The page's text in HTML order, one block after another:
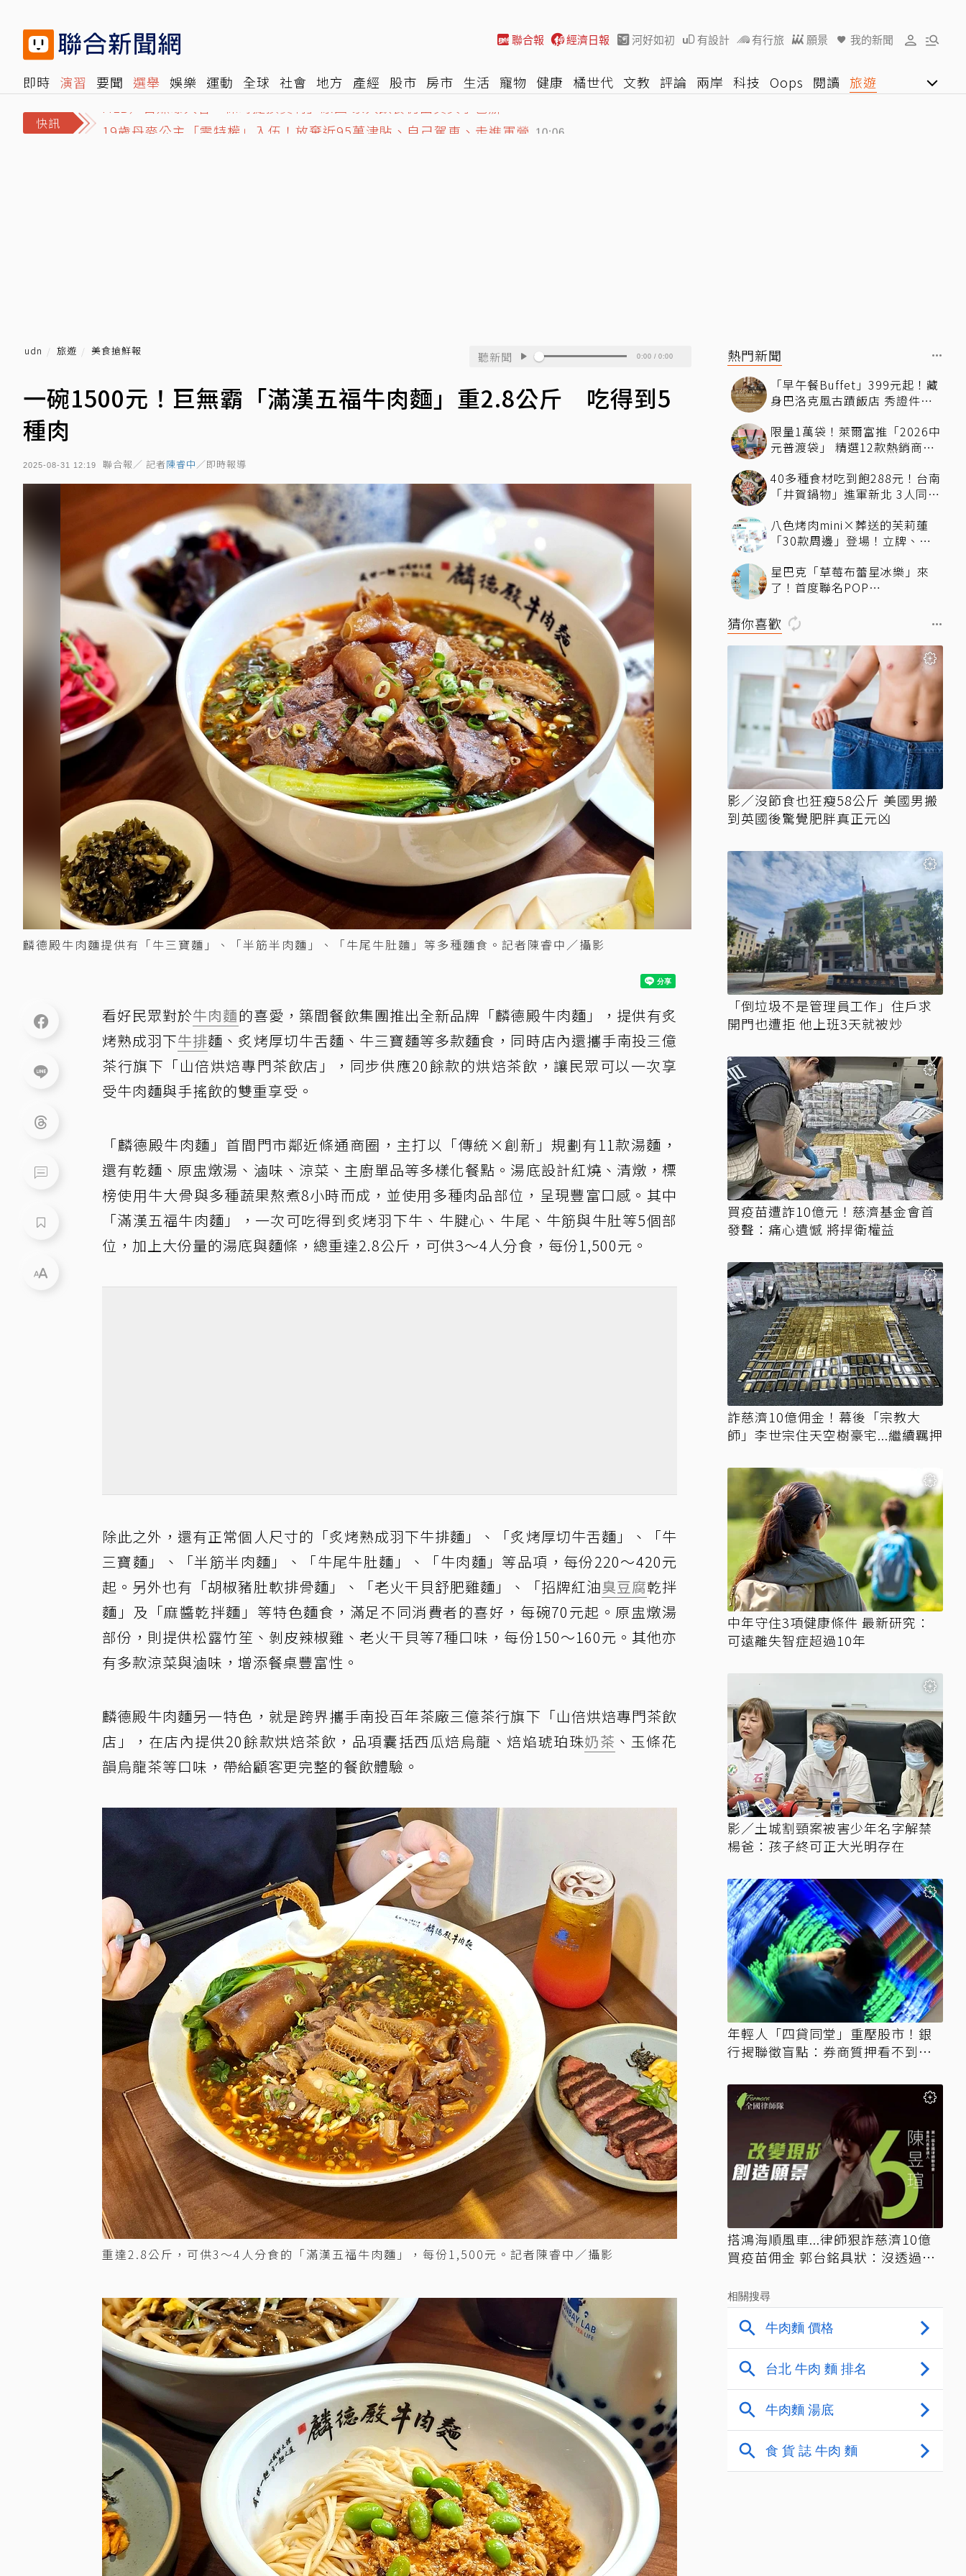
聯合報 經濟日報 河好如初 有設計 有行旅 願景 我的新聞
即時 演習 要聞 選舉 娛樂 運動 全球 社會 地方 產經 股市 房市 生活 寵物 健康 橘世代 文教 評論 兩岸 科技 Oops 閱讀 旅遊
快訊
MLB／日媒曝大谷「保時捷換賓利」原因 家人飲食仍由真美子包辦
19歲丹麥公主「零特權」入伍！放棄近95萬津貼、自己駕車、走進軍營
udn 旅遊 美食搶鮮報 聽新聞 0:00 / 0:00
一碗1500元！巨無霸「滿漢五福牛肉麵」重2.8公斤 吃得到5
種肉
2025-08-31 12:19 聯合報／ 記者陳睿中／即時報導
麟德殿牛肉麵提供有「牛三寶麵」、「半筋半肉麵」、「牛尾牛肚麵」等多種麵食。記者陳睿中／攝影
看好民眾對於牛肉麵的喜愛，築間餐飲集團推出全新品牌「麟德殿牛肉麵」，提供有炙
烤熟成羽下牛排麵、炙烤厚切牛舌麵、牛三寶麵等多款麵食，同時店內還攜手南投三億
茶行旗下「山倍烘焙專門茶飲店」，同步供應20餘款的烘焙茶飲，讓民眾可以一次享
受牛肉麵與手搖飲的雙重享受。
「麟德殿牛肉麵」首間門市鄰近條通商圈，主打以「傳統×創新」規劃有11款湯麵，
還有乾麵、原盅燉湯、滷味、涼菜、主廚單品等多樣化餐點。湯底設計紅燒、清燉，標
榜使用牛大骨與多種蔬果熬煮8小時而成，並使用多種肉品部位，呈現豐富口感。其中
「滿漢五福牛肉麵」，一次可吃得到炙烤羽下牛、牛腱心、牛尾、牛筋與牛肚等5個部
位，加上大份量的湯底與麵條，總重達2.8公斤，可供3～4人分食，每份1,500元。
除此之外，還有正常個人尺寸的「炙烤熟成羽下牛排麵」、「炙烤厚切牛舌麵」、「牛
三寶麵」、「半筋半肉麵」、「牛尾牛肚麵」、「牛肉麵」等品項，每份220～420元
起。另外也有「胡椒豬肚軟排骨麵」、「老火干貝舒肥雞麵」、「招牌紅油臭豆腐乾拌
麵」及「麻醬乾拌麵」等特色麵食，滿足不同消費者的喜好，每碗70元起。原盅燉湯
部份，則提供松露竹笙、剝皮辣椒雞、老火干貝等7種口味，每份150～160元。其他亦
有多款涼菜與滷味，增添餐桌豐富性。
麟德殿牛肉麵另一特色，就是跨界攜手南投百年茶廠三億茶行旗下「山倍烘焙專門茶飲
店」，在店內提供20餘款烘焙茶飲，品項囊括西瓜焙烏龍、焙焰琥珀珠奶茶 、玉條花
韻烏龍茶等口味，帶給顧客更完整的餐飲體驗。
重達2.8公斤，可供3～4人分食的「滿漢五福牛肉麵」，每份1,500元。記者陳睿中／攝影
熱門新聞
「早午餐Buffet」399元起！藏
身巴洛克風古蹟飯店 秀證件再
限量1萬袋！萊爾富推「2026中
元普渡袋」 精選12款熱銷商品
40多種食材吃到飽288元！台南
「井賀鍋物」進軍新北 3人同行
八色烤肉mini×葬送的芙莉蓮
「30款周邊」登場！立牌、鑰
星巴克「草莓布蕾星冰樂」來
了！首度聯名POP
「MOLLYｘBearista小熊杯」
必收藏
猜你喜歡
影／沒節食也狂瘦58公斤 美國男搬
到英國後驚覺肥胖真正元凶
「倒垃圾不是管理員工作」住戶求
開門也遭拒 他上班3天就被炒
買疫苗遭詐10億元！慈濟基金會首
發聲：痛心遺憾 將捍衛權益
詐慈濟10億佣金！幕後「宗教大
師」李世宗住天空樹豪宅...繼續羈押
中年守住3項健康條件 最新研究：
可遠離失智症超過10年
影／土城割頸案被害少年名字解禁
楊爸：孩子終可正大光明存在
年輕人「四貸同堂」重壓股市！銀
行揭聯徵盲點：券商質押看不到、
搭鴻海順風車...律師狠詐慈濟10億
買疫苗佣金 郭台銘具狀：沒透過仲